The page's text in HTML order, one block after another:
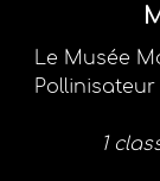
Le Musée
1